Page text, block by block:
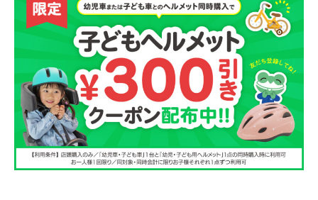
サービスのご案内
サービス全般
修理・メンテナンス工賃
盗難保証